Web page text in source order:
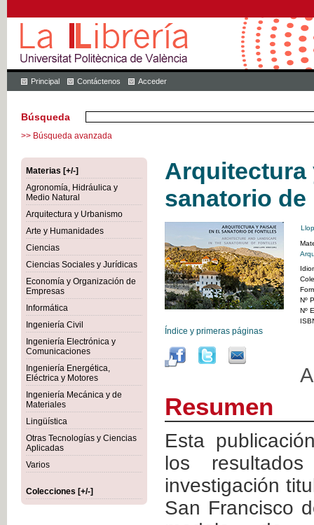
Principal Contáctenos Acceder
Búsqueda
>> Búsqueda avanzada
Materias [+/-]
Agronomía, Hidráulica y
Medio Natural
Arquitectura y Urbanismo
Arte y Humanidades
Ciencias
Ciencias Sociales y Jurídicas
Economía y Organización de
Empresas
Informática
Ingeniería Civil
Ingeniería Electrónica y
Comunicaciones
Ingeniería Energética,
Eléctrica y Motores
Ingeniería Mecánica y de
Materiales
Lingüística
Otras Tecnologías y Ciencias
Aplicadas
Varios
Colecciones [+/-]
Arquitectura
sanatorio
Índice y primeras páginas
Nº
Nº
Resumen
Esta
los
investigación
San Francisco